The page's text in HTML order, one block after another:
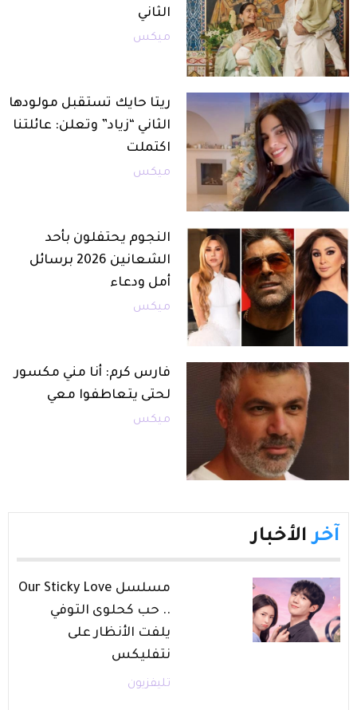
الثاني
ميكس
ريتا حايك تستقبل مولودها
الثاني “زياد” وتعلن: عائلتنا
اكتملت
ميكس
النجوم يحتفلون بأحد
الشعانين 2026 برسائل
أمل ودعاء
ميكس
فارس كرم: أنا مني مكسور
لحتى يتعاطفوا معي
ميكس
آخر الأخبار
مسلسل Our Sticky Love
.. حب كحلوى التوفي
يلفت الأنظار على
نتفليكس
تليفزيون